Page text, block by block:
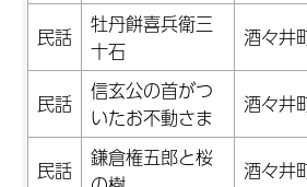
民話
牡丹餅喜兵衛三
十石
酒々井
民話
信玄公の首がつ
いたお不動さま
酒々井
民話
鎌倉権五郎と桜
酒々井